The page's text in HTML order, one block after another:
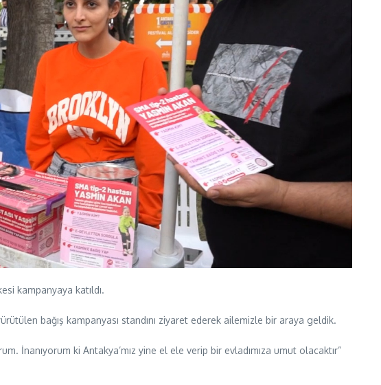
kampanyaya katıldı.
bağış kampanyası standını ziyaret ederek ailemizle bir araya geldik.
İnanıyorum ki Antakya’mız yine el ele verip bir evladımıza umut olacaktır”